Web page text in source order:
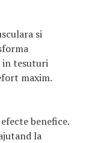
si
in tesuturi
maxim.
benefice.
la